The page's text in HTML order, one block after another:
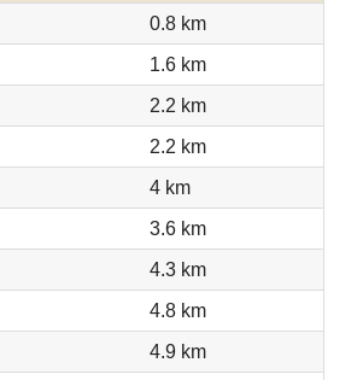
0.8 km
1.6 km
2.2 km
2.2 km
4 km
3.6 km
4.3 km
4.8 km
4.9 km